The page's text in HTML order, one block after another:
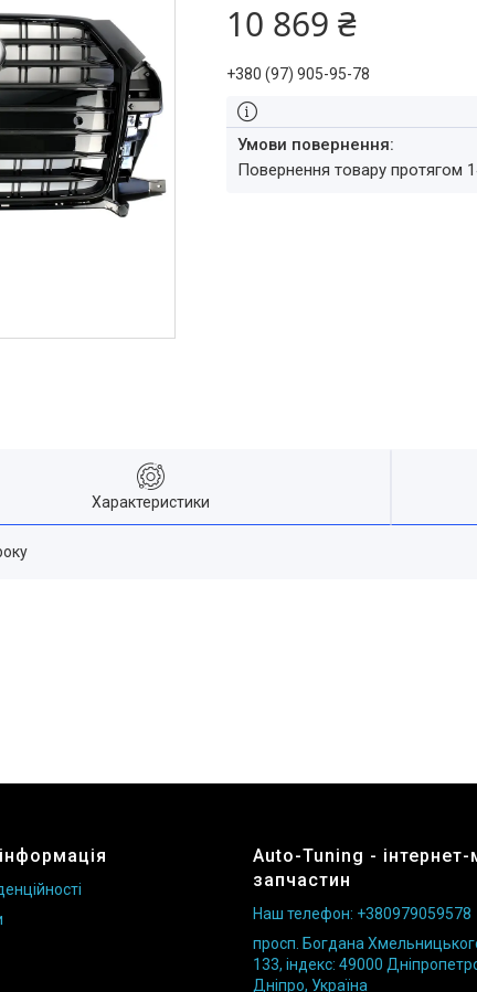
10 869 ₴
+380 (97) 905-95-78
повернення товару протягом
Характеристики
Auto-Tuning - інтернет-
запчастин
Наш телефон: +380979059578
просп. Богдана
133, індекс: 49000
Дніпро, Україна